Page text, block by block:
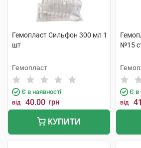
Гемопласт Сильфон 300 мл 1
шт
Гемопласт
Є в наявності
від 40.00 грн
КУПИТИ
№15
Є в
від